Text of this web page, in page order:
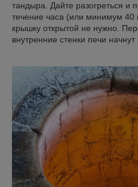
тандыра. Дайте разогреться и
течение часа (или минимум 40
крышку открытой не нужно.
внутренние стенки печи начнут